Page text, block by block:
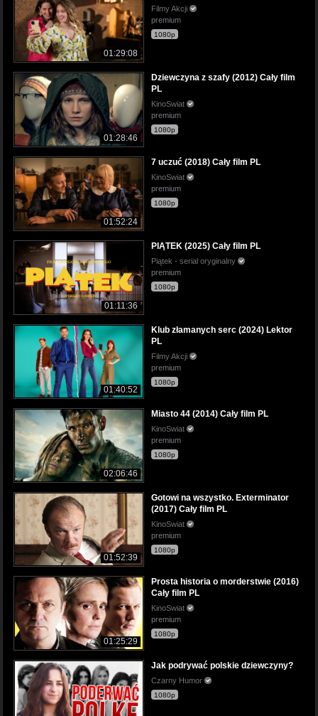
01:29:08
Filmy Akcji
premium
1080p
01:28:46
Dziewczyna z szafy (2012) Cały film
PL
KinoSwiat
premium
1080p
01:52:24
7 uczuć (2018) Cały film PL
KinoSwiat
premium
1080p
01:11:36
PIĄTEK (2025) Cały film PL
Piątek - serial oryginalny
premium
1080p
01:40:52
Klub złamanych serc (2024) Lektor
PL
Filmy Akcji
premium
1080p
02:06:46
Miasto 44 (2014) Cały film PL
KinoSwiat
premium
1080p
01:52:39
Gotowi na wszystko. Exterminator
(2017) Cały film PL
KinoSwiat
premium
1080p
01:25:29
Prosta historia o morderstwie (2016)
Cały film PL
KinoSwiat
premium
1080p
Jak podrywać polskie dziewczyny?
Czarny Humor
1080p